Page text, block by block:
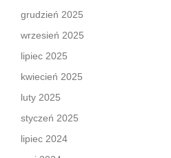
grudzień 2025
wrzesień 2025
lipiec 2025
kwiecień 2025
luty 2025
styczeń 2025
lipiec 2024